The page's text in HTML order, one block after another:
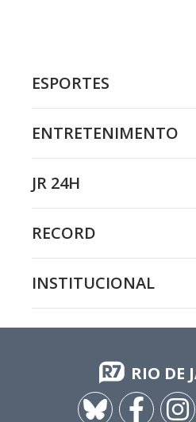
ESPORTES
ENTRETENIMENTO
JR 24H
RECORD
INSTITUCIONAL
RIO DE